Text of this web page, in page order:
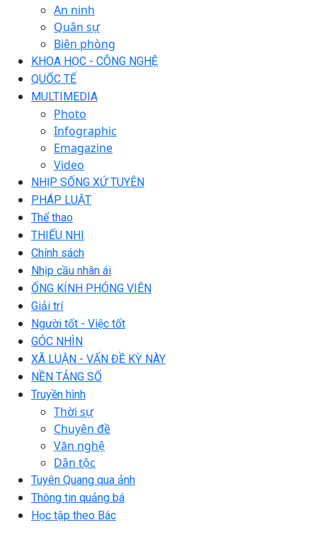
An ninh
Quân sự
Biên phòng
KHOA HỌC - CÔNG NGHỆ
QUỐC TẾ
MULTIMEDIA
Photo
Infographic
Emagazine
Video
NHỊP SỐNG XỨ TUYÊN
PHÁP LUẬT
Thể thao
THIẾU NHI
Chính sách
Nhịp cầu nhân ái
ỐNG KÍNH PHÓNG VIÊN
Giải trí
Người tốt - Việc tốt
GÓC NHÌN
XÃ LUẬN - VẤN ĐỀ KỲ NÀY
NỀN TẢNG SỐ
Truyền hình
Thời sự
Chuyên đề
Văn nghệ
Dân tộc
Tuyên Quang qua ảnh
Thông tin quảng bá
Học tập theo Bác